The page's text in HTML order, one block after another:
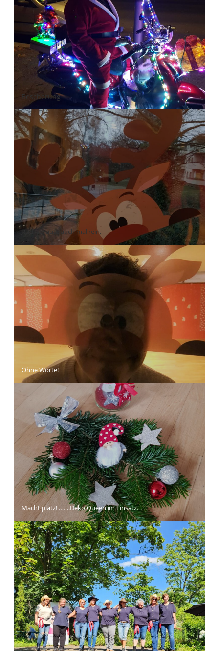
Bescherung
Rudi schaute auch mal rein.
Ohne Worte!
Macht platz! …….Deko Queen im Einsatz.